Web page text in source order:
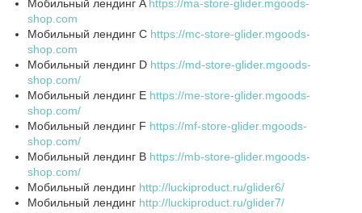
Мобильный лендинг A https://ma-store-glider.mgoods-
shop.com
Мобильный лендинг C https://mc-store-glider.mgoods-
shop.com
Мобильный лендинг D https://md-store-glider.mgoods-
shop.com/
Мобильный лендинг E https://me-store-glider.mgoods-
shop.com/
Мобильный лендинг F https://mf-store-glider.mgoods-
shop.com/
Мобильный лендинг В https://mb-store-glider.mgoods-
shop.com/
Мобильный лендинг http://luckiproduct.ru/glider6/
Мобильный лендинг http://luckiproduct.ru/glider7/